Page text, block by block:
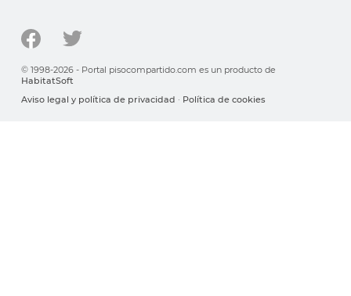
© 1998-2026 - Portal pisocompartido.com es un producto de
HabitatSoft
Aviso legal y política de privacidad · Política de cookies